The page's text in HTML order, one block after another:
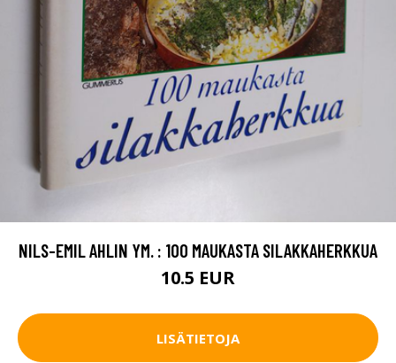
NILS-EMIL AHLIN YM. : 100 MAUKASTA SILAKKAHERKKUA
10.5 EUR
LISÄTIETOJA